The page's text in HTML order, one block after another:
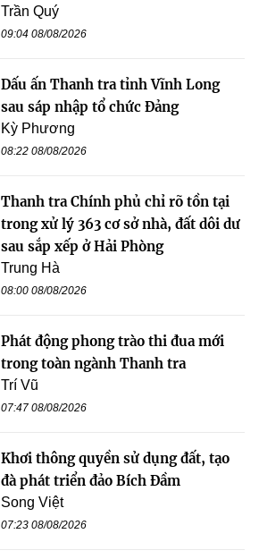
Trần Quý
09:04 08/08/2026
Dấu ấn Thanh tra tỉnh Vĩnh Long
sau sáp nhập tổ chức Đảng
Kỳ Phương
08:22 08/08/2026
Thanh tra Chính phủ chỉ rõ tồn tại
trong xử lý 363 cơ sở nhà, đất dôi dư
sau sắp xếp ở Hải Phòng
Trung Hà
08:00 08/08/2026
Phát động phong trào thi đua mới
trong toàn ngành Thanh tra
Trí Vũ
07:47 08/08/2026
Khơi thông quyền sử dụng đất, tạo
đà phát triển đảo Bích Đầm
Song Việt
07:23 08/08/2026